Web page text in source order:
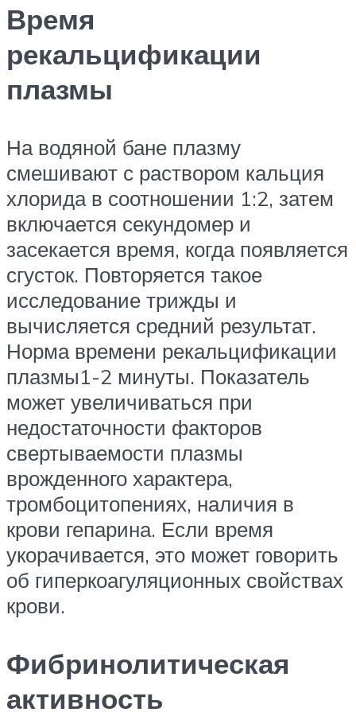
Время
рекальцификации
плазмы
На водяной бане плазму
смешивают с раствором кальция
хлорида в соотношении 1:2, затем
включается секундомер и
засекается время, когда появляется
сгусток. Повторяется такое
исследование трижды и
вычисляется средний результат.
Норма времени рекальцификации
плазмы1-2 минуты. Показатель
может увеличиваться при
недостаточности факторов
свертываемости плазмы
врожденного характера,
тромбоцитопениях, наличия в
крови гепарина. Если время
укорачивается, это может говорить
об гиперкоагуляционных свойствах
крови.
Фибринолитическая
активность